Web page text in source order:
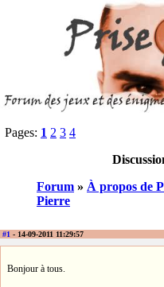
Pages: 1 2 3 4
Forum » À propos de
Pierre
#1 - 14-09-2011 11:29:57
Bonjour à tous.